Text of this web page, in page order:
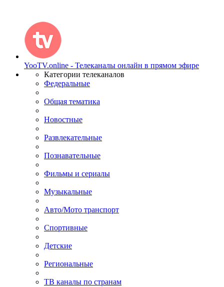
YooTV.online - Телеканалы онлайн в прямом эфире
Категории телеканалов
Федеральные
Общая тематика
Новостные
Развлекательные
Познавательные
Фильмы и сериалы
Музыкальные
Авто/Мото транспорт
Спортивные
Детские
Региональные
ТВ каналы по странам